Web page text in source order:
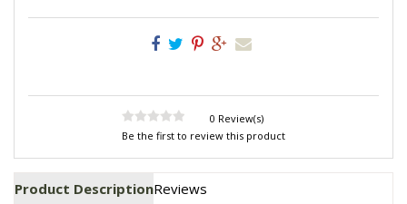
0 Review(s)
Be the first to review this product
Product DescriptionReviews